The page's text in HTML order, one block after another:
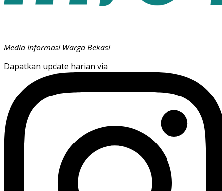
Media Informasi Warga Bekasi
Dapatkan update harian via